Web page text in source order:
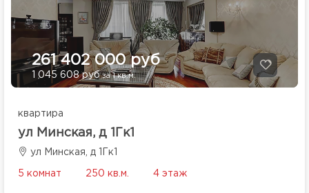
261 402 000 руб
1 045 608 рубза 1 кв.м.
квартира
ул Минская, д 1Гк1
ул Минская, д 1Гк1
5 комнат 250 кв.м. 4 этаж